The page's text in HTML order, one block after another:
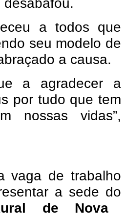
desabafou.
a todos que
seu modelo de
a causa.
a agradecer a
por tudo que tem
nossas vidas”,
vaga de trabalho
a sede do
de Nova